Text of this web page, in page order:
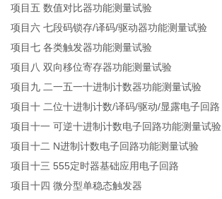
项目五 数值对比器功能测量试验
项目六 七段码锁存/译码/驱动器功能测量试验
项目七 各类触发器功能测量试验
项目八 双向移位寄存器功能测量试验
项目九 二一五一十进制计数器功能测量试验
项目十 二位十进制计数/译码/驱动/显露电子回路
项目十一 可逆十进制计数电子回路功能测量试验
项目十二 N进制计数电子回路功能测量试验
项目十三 555定时器基础应用电子回路
项目十四 微分型单稳态触发器